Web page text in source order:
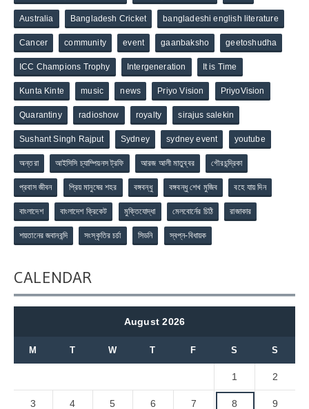
Australia Bangladesh Cricket bangladeshi english literature
Cancer community event gaanbaksho geetoshudha
ICC Champions Trophy Intergeneration It is Time
Kunta Kinte music news Priyo Vision PriyoVision
Quarantiny radioshow royalty sirajus salekin
Sushant Singh Rajput Sydney sydney event youtube
অন্তরা আইসিসি চ্যাম্পিয়নস ট্রফি আরজ আলী মাতুব্বর গৌরচন্দ্রিকা
প্রবাস জীবন প্রিয় মানুষের শহর বঙ্গবন্ধু বঙ্গবন্ধু শেখ মুজিব বহে যায় দিন
বাংলাদেশ বাংলাদেশ ক্রিকেট মুক্তিযোদ্ধা মেলবোর্নের চিঠি রাজাকার
শয়তানের জবানবন্দি সংস্কৃতির চর্চা সিডনি স্বপ্ন-বিধায়ক
CALENDAR
August 2026
M T W T F S S
1 2
3 4 5 6 7 8 9